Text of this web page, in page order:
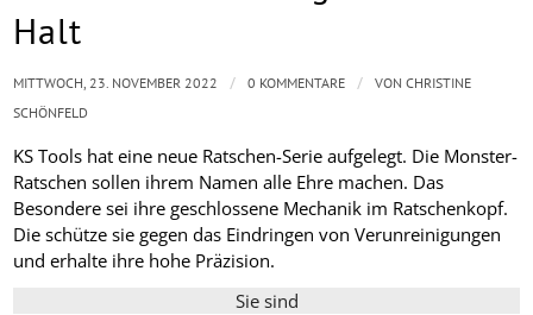
Halt
KS Tools hat eine neue Ratschen-Serie aufgelegt. Die Monster-
Ratschen sollen ihrem Namen alle Ehre machen. Das
Besondere sei ihre geschlossene Mechanik im Ratschenkopf.
Die schütze sie gegen das Eindringen von Verunreinigungen
und erhalte ihre hohe Präzision.
Sie sind
MITTWOCH, 23. NOVEMBER 2022 / 0 KOMMENTARE / VONCHRISTINE
SCHÖNFELD